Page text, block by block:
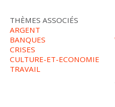
THÈMES ASSOCIÉS
ARGENT
BANQUES
CRISES
CULTURE-ET-ECONOMIE
TRAVAIL